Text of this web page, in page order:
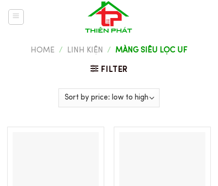
HOME / LINH KIỆN / MÀNG SIÊU LỌC UF
FILTER